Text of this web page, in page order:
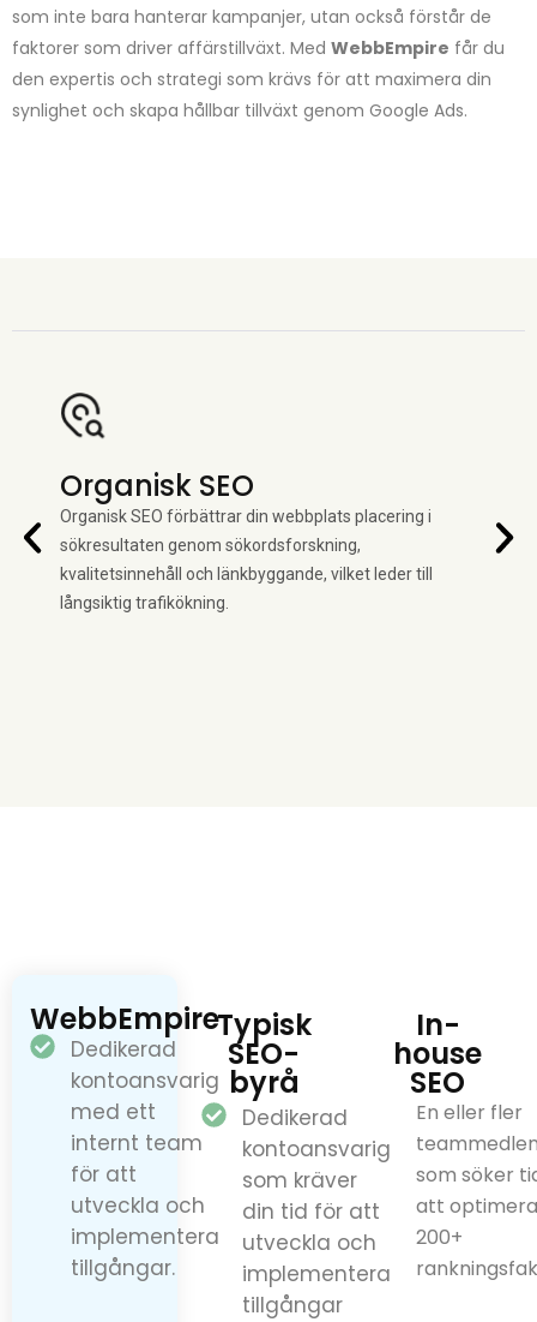
SEO och digital
marknadsföring.
hjälpa dig att ta
nästa steg i din
digitala tillväxt.
På Webbempire
som inte bara hanterar kampanjer, utan också förstår de
faktorer som driver affärstillväxt. Med WebbEmpire får du
den expertis och strategi som krävs för att maximera din
synlighet och skapa hållbar tillväxt genom Google Ads.
Organisk SEO
Organisk SEO förbättrar din webbplats placering i
sökresultaten genom sökordsforskning,
kvalitetsinnehåll och länkbyggande, vilket leder till
långsiktig trafikökning.
WebbEmpire
Dedikerad
kontoansvarig
med ett
internt team
för att
utveckla och
implementera
tillgångar.
Typisk
SEO-
byrå
Dedikerad
kontoansvarig
som kräver
din tid för att
utveckla och
implementera
tillgångar
In-
house
SEO
En eller fler
som söker
att
200+